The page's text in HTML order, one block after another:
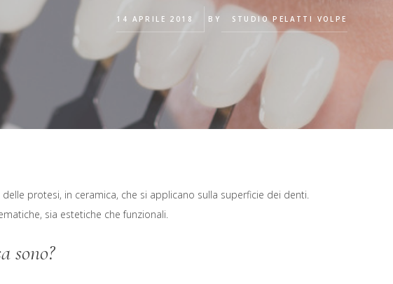
14 APRILE 2018 BY STUDIO PELATTI VOLPE
protesi, in ceramica, che si applicano sulla superficie dei denti.
sia estetiche che funzionali.
sono?